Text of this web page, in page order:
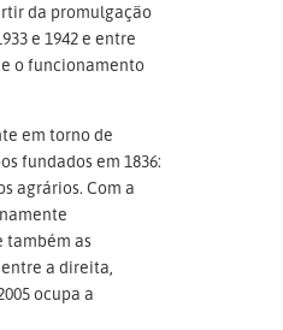
da promulgação
e 1942 e entre
o funcionamento
em torno de
fundados em 1836:
agrários. Com a
também as
a direita,
ocupa a